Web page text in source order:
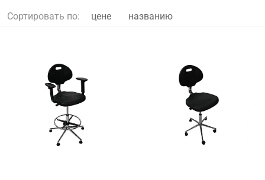
Сортировать по: цене названию